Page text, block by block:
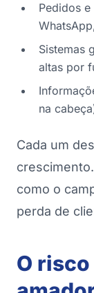
Pedidos
Sistemas
altas por
na
Cada um
como o
perda de
O